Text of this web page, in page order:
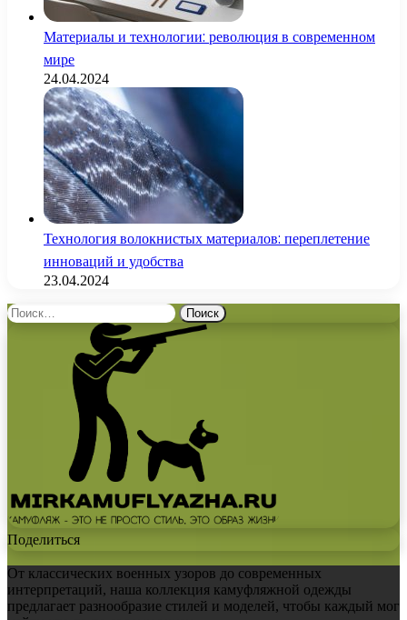
Материалы и технологии: революция в современном
мире
24.04.2024
Технология волокнистых материалов: переплетение
инноваций и удобства
23.04.2024
Найти:
Поделиться
От классических военных узоров до современных
интерпретаций, наша коллекция камуфляжной одежды
предлагает разнообразие стилей и моделей, чтобы каждый мог